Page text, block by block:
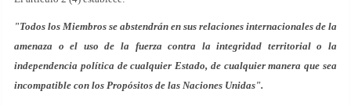
"Todos los Miembros se abstendrán en sus relaciones internacionales de la
amenaza o el uso de la fuerza contra la integridad territorial o la
independencia política de cualquier Estado, de cualquier manera que sea
incompatible con los Propósitos de las Naciones Unidas".